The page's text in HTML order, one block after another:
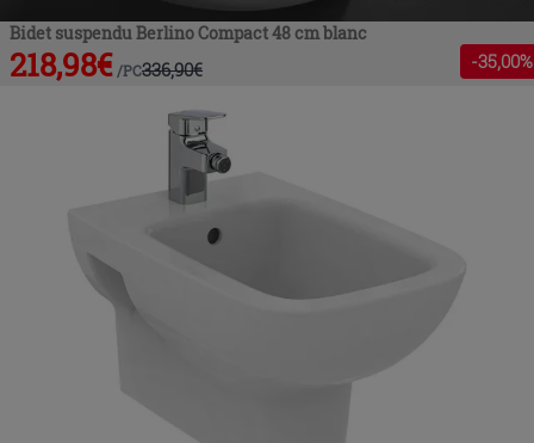
Bidet suspendu Berlino Compact 48 cm blanc
218,98€ /PC336,90€ -35,00%